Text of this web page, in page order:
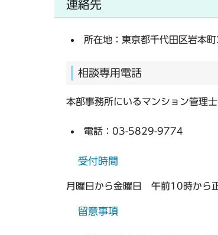
連絡先
所在地：東京都千代田区岩本
相談専用電話
本部事務所にいるマンション管理
電話：03-5829-9774
受付時間
月曜日から金曜日 午前10時から
留意事項